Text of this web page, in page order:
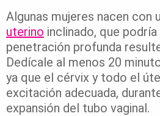
Algunas mujeres nacen con
uterino inclinado, que
penetración profunda
Dedícale al menos 20
ya que el cérvix y todo el
excitación adecuada,
expansión del tubo vaginal.